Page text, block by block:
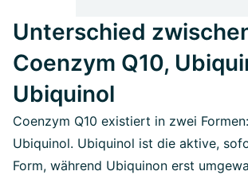
Unterschied
Coenzym Q10,
Ubiquinol
Coenzym Q10 existiert in zwei
Ubiquinol. Ubiquinol ist die aktive,
Form, während Ubiquinon erst